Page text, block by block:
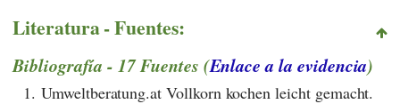
Literatura - Fuentes:
Bibliografía - 17 Fuentes (Enlace a la evidencia)
1. Umweltberatung.at Vollkorn kochen leicht gemacht.